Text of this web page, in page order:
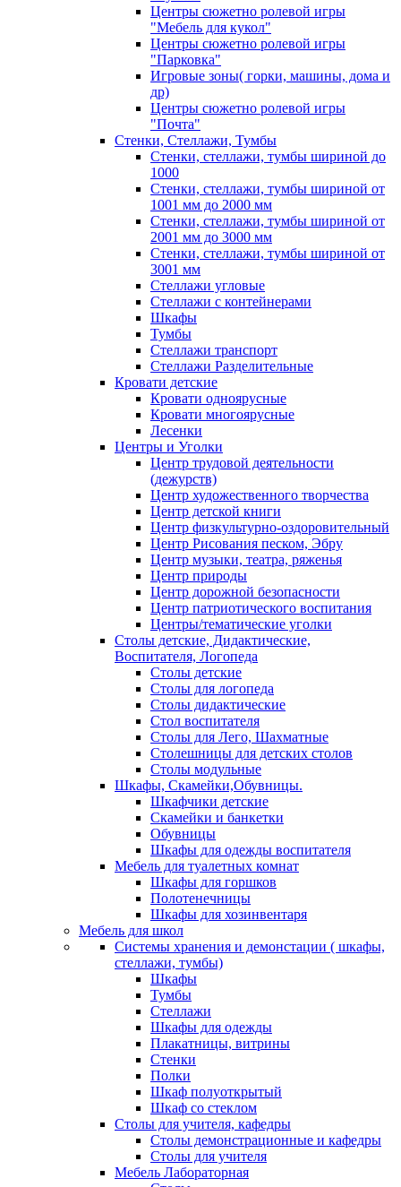
Центры сюжетно ролевой игры
"Мебель для кукол"
Центры сюжетно ролевой игры
"Парковка"
Игровые зоны( горки, машины, дома и
др)
Центры сюжетно ролевой игры
"Почта"
Стенки, Стеллажи, Тумбы
Стенки, стеллажи, тумбы шириной до
1000
Стенки, стеллажи, тумбы шириной от
1001 мм до 2000 мм
Стенки, стеллажи, тумбы шириной от
2001 мм до 3000 мм
Стенки, стеллажи, тумбы шириной от
3001 мм
Стеллажи угловые
Стеллажи с контейнерами
Шкафы
Тумбы
Стеллажи транспорт
Стеллажи Разделительные
Кровати детские
Кровати одноярусные
Кровати многоярусные
Лесенки
Центры и Уголки
Центр трудовой деятельности
(дежурств)
Центр художественного творчества
Центр детской книги
Центр физкультурно-оздоровительный
Центр Рисования песком, Эбру
Центр музыки, театра, ряженья
Центр природы
Центр дорожной безопасности
Центр патриотического воспитания
Центры/тематические уголки
Столы детские, Дидактические,
Воспитателя, Логопеда
Столы детские
Столы для логопеда
Столы дидактические
Стол воспитателя
Столы для Лего, Шахматные
Столешницы для детских столов
Столы модульные
Шкафы, Скамейки,Обувницы.
Шкафчики детские
Скамейки и банкетки
Обувницы
Шкафы для одежды воспитателя
Мебель для туалетных комнат
Шкафы для горшков
Полотенечницы
Шкафы для хозинвентаря
Мебель для школ
Системы хранения и демонстации ( шкафы,
стеллажи, тумбы)
Шкафы
Тумбы
Стеллажи
Шкафы для одежды
Плакатницы, витрины
Стенки
Полки
Шкаф полуоткрытый
Шкаф со стеклом
Столы для учителя, кафедры
Столы демонстрационные и кафедры
Столы для учителя
Мебель Лабораторная